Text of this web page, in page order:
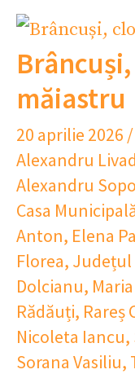
măiastru
20 aprilie 2026 /
Alexandru
Alexandru
Casa
Anton, Elena
Florea, Județul
Dolcianu,
Rădăuți, Rareș
Nicoleta Iancu,
Sorana Vasiliu,